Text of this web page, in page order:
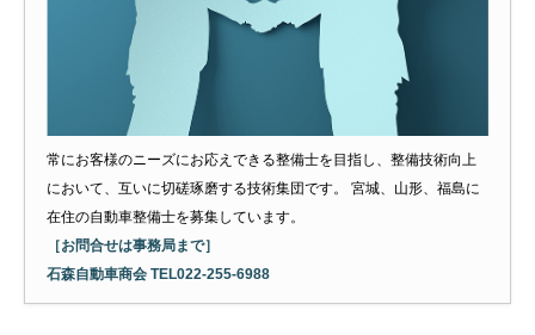
常にお客様のニーズにお応えできる整備士を目指し、整備技術向上
において、互いに切磋琢磨する技術集団です。 宮城、山形、福島に
在住の自動車整備士を募集しています。
［お問合せは事務局まで］
石森自動車商会 TEL022-255-6988